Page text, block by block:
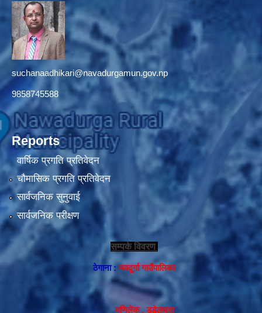
suchanaadhikari@navadurgamun.gov.np
9858745588
Reports
वार्षिक प्रगति प्रतिवेदन
चौमासिक प्रगति प्रतिवेदन
सार्वजनिक सुनुवाई
सार्वजनिक परीक्षण
सम्पर्क विवरण
ठेगाना :नवदुर्गा गाउँपालिका
मणिलेक , डडेलधुरा